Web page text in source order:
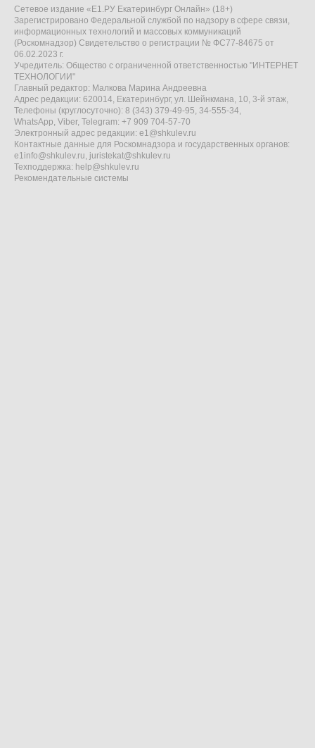
Сетевое издание «Е1.РУ Екатеринбург Онлайн» (18+)
Зарегистрировано Федеральной службой по надзору в сфере связи,
информационных технологий и массовых коммуникаций
(Роскомнадзор) Свидетельство о регистрации № ФС77-84675 от
06.02.2023 г.
Учредитель: Общество с ограниченной ответственностью "ИНТЕРНЕТ
ТЕХНОЛОГИИ"
Главный редактор: Малкова Марина Андреевна
Адрес редакции: 620014, Екатеринбург, ул. Шейнкмана, 10, 3-й этаж,
Телефоны (круглосуточно): 8 (343) 379-49-95, 34-555-34,
WhatsApp, Viber, Telegram: +7 909 704-57-70
Электронный адрес редакции: e1@shkulev.ru
Контактные данные для Роскомнадзора и государственных органов:
e1info@shkulev.ru, juristekat@shkulev.ru
Техподдержка: help@shkulev.ru
Рекомендательные системы